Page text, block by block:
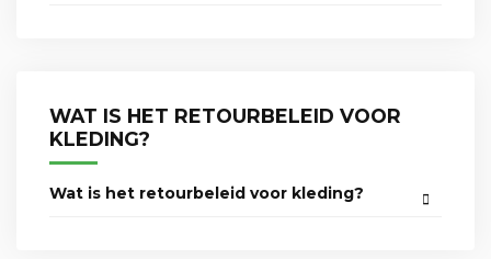
WAT IS HET RETOURBELEID VOOR
KLEDING?
Wat is het retourbeleid voor kleding?